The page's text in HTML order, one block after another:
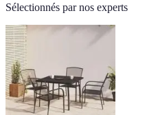
Sélectionnés par nos experts